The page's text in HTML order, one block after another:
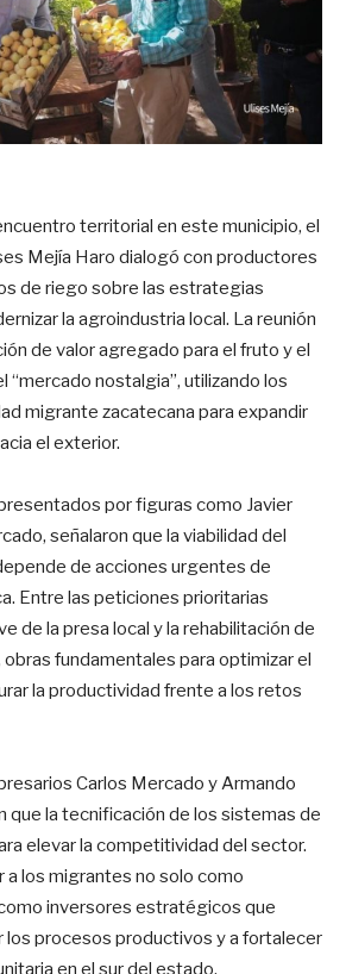
territorial en este municipio, el
Mejía Haro dialogó con productores
de riego sobre las estrategias
la agroindustria local. La reunión
de valor agregado para el fruto y el
“mercado nostalgia”, utilizando los
migrante zacatecana para expandir
el exterior.
por figuras como Javier
señalaron que la viabilidad del
de acciones urgentes de
Entre las peticiones prioritarias
de la presa local y la rehabilitación de
fundamentales para optimizar el
la productividad frente a los retos
Carlos Mercado y Armando
que la tecnificación de los sistemas de
elevar la competitividad del sector.
los migrantes no solo como
inversores estratégicos que
los procesos productivos y a fortalecer
en el sur del estado.